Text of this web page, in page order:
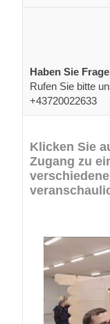
Haben Sie
Rufen Sie bitte
+43720022633
Klicken Sie
Zugang zu